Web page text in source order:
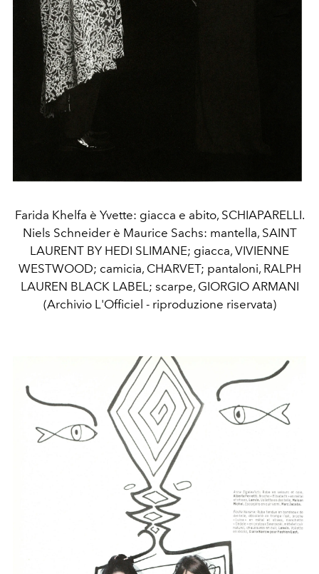
Farida Khelfa è Yvette: giacca e abito, SCHIAPARELLI.
Niels Schneider è Maurice Sachs: mantella, SAINT
LAURENT BY HEDI SLIMANE; giacca, VIVIENNE
WESTWOOD; camicia, CHARVET; pantaloni, RALPH
LAUREN BLACK LABEL; scarpe, GIORGIO ARMANI
(Archivio L'Officiel - riproduzione riservata)